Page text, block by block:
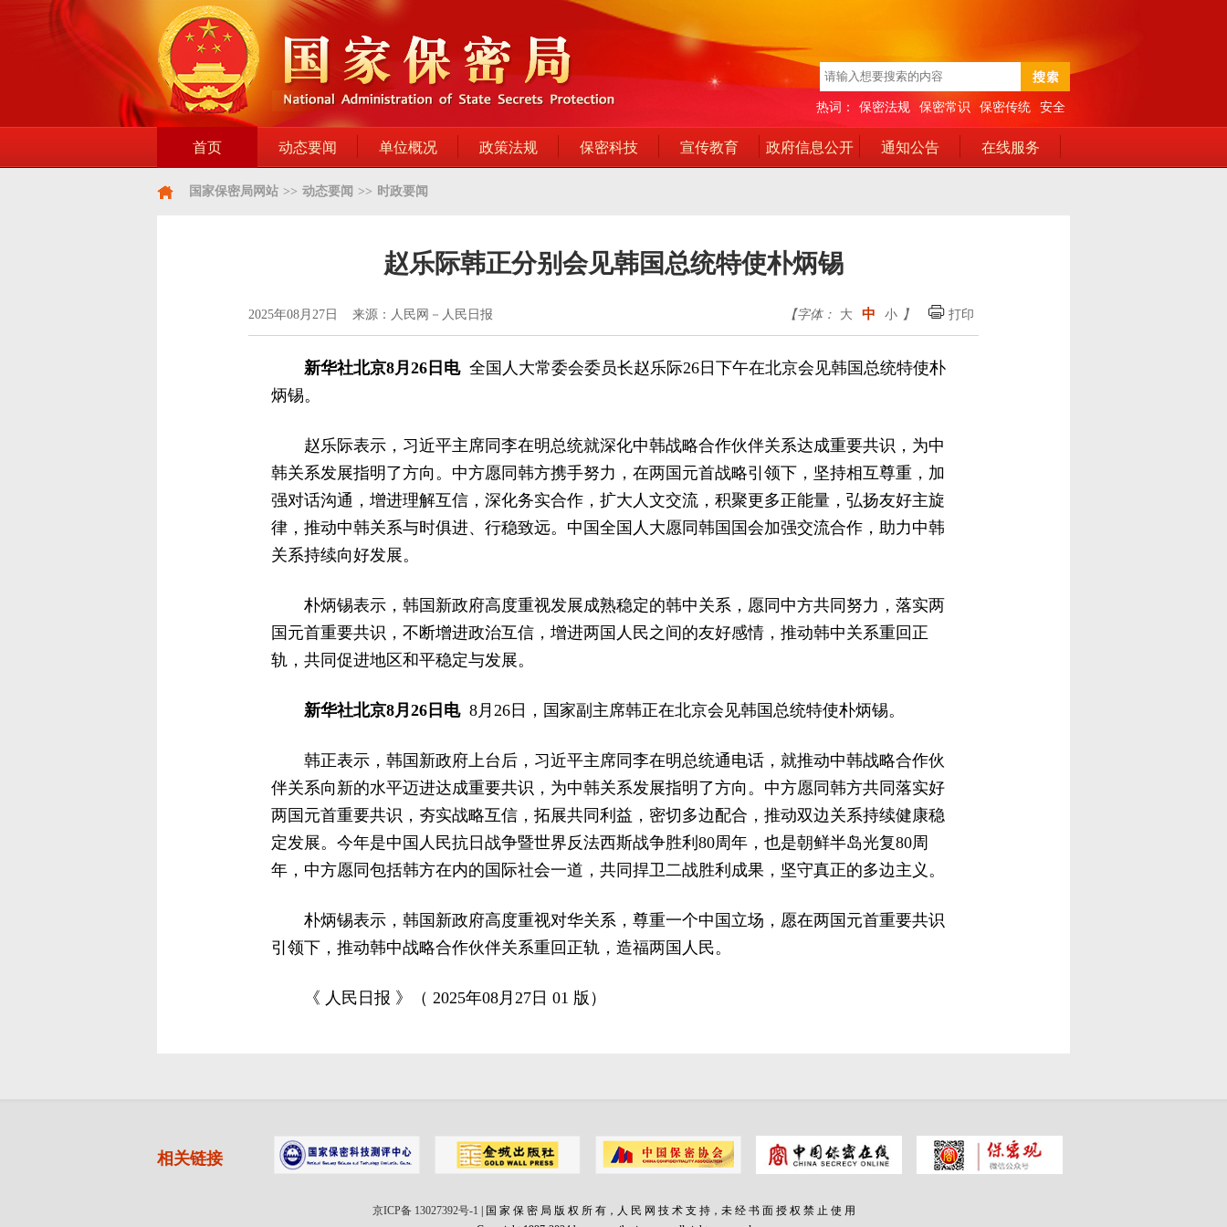
热词： 保密法规 保密常识 保密传统 安全
首页 动态要闻 单位概况 政策法规 保密科技 宣传教育 政府信息公开 通知公告 在线服务
国家保密局网站 >> 动态要闻 >> 时政要闻
赵乐际韩正分别会见韩国总统特使朴炳锡
2025年08月27日 来源：人民网－人民日报 【字体： 大 中 小 】 打印
新华社北京8月26日电全国人大常委会委员长赵乐际26日下午在北京会见韩国总统特使朴
炳锡。
赵乐际表示，习近平主席同李在明总统就深化中韩战略合作伙伴关系达成重要共识，为中
韩关系发展指明了方向。中方愿同韩方携手努力，在两国元首战略引领下，坚持相互尊重，加
强对话沟通，增进理解互信，深化务实合作，扩大人文交流，积聚更多正能量，弘扬友好主旋
律，推动中韩关系与时俱进、行稳致远。中国全国人大愿同韩国国会加强交流合作，助力中韩
关系持续向好发展。
朴炳锡表示，韩国新政府高度重视发展成熟稳定的韩中关系，愿同中方共同努力，落实两
国元首重要共识，不断增进政治互信，增进两国人民之间的友好感情，推动韩中关系重回正
轨，共同促进地区和平稳定与发展。
新华社北京8月26日电8月26日，国家副主席韩正在北京会见韩国总统特使朴炳锡。
韩正表示，韩国新政府上台后，习近平主席同李在明总统通电话，就推动中韩战略合作伙
伴关系向新的水平迈进达成重要共识，为中韩关系发展指明了方向。中方愿同韩方共同落实好
两国元首重要共识，夯实战略互信，拓展共同利益，密切多边配合，推动双边关系持续健康稳
定发展。今年是中国人民抗日战争暨世界反法西斯战争胜利80周年，也是朝鲜半岛光复80周
年，中方愿同包括韩方在内的国际社会一道，共同捍卫二战胜利成果，坚守真正的多边主义。
朴炳锡表示，韩国新政府高度重视对华关系，尊重一个中国立场，愿在两国元首重要共识
引领下，推动韩中战略合作伙伴关系重回正轨，造福两国人民。
《 人民日报 》（ 2025年08月27日 01 版）
相关链接
京ICP备 13027392号-1 | 国 家 保 密 局 版 权 所 有，人 民 网 技 术 支 持，未 经 书 面 授 权 禁 止 使 用